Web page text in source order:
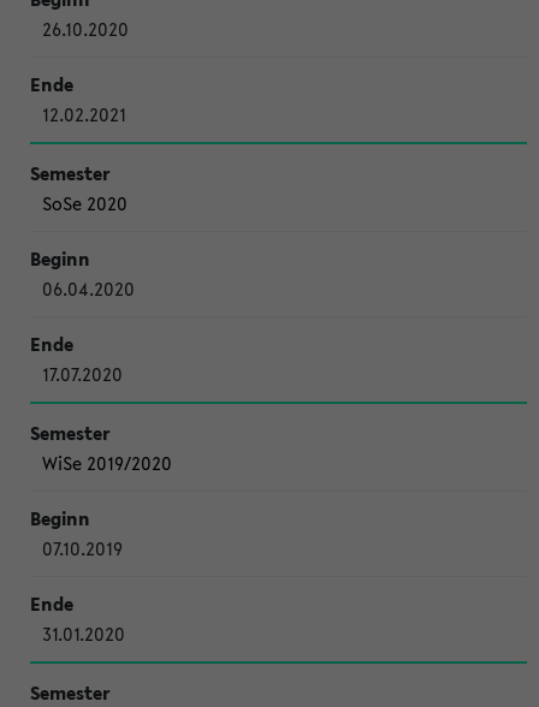
26.10.2020
12.02.2021
SoSe 2020
06.04.2020
17.07.2020
WiSe 2019/2020
07.10.2019
31.01.2020